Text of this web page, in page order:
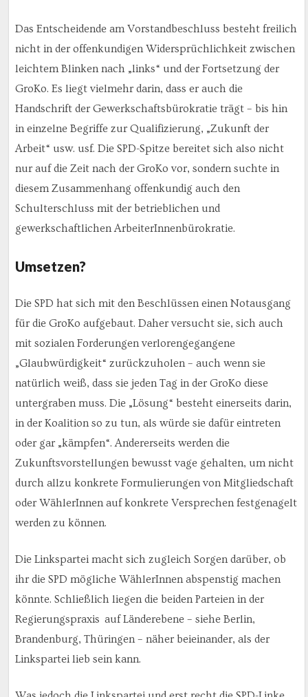
Das Entscheidende am Vorstandbeschluss besteht freilich
nicht in der offenkundigen Widersprüchlichkeit zwischen
leichtem Blinken nach „links“ und der Fortsetzung der
GroKo. Es liegt vielmehr darin, dass er auch die
Handschrift der Gewerkschaftsbürokratie trägt – bis hin
in einzelne Begriffe zur Qualifizierung, „Zukunft der
Arbeit“ usw. usf. Die SPD-Spitze bereitet sich also nicht
nur auf die Zeit nach der GroKo vor, sondern suchte in
diesem Zusammenhang offenkundig auch den
Schulterschluss mit der betrieblichen und
gewerkschaftlichen ArbeiterInnenbürokratie.
Umsetzen?
Die SPD hat sich mit den Beschlüssen einen Notausgang
für die GroKo aufgebaut. Daher versucht sie, sich auch
mit sozialen Forderungen verlorengegangene
„Glaubwürdigkeit“ zurückzuholen – auch wenn sie
natürlich weiß, dass sie jeden Tag in der GroKo diese
untergraben muss. Die „Lösung“ besteht einerseits darin,
in der Koalition so zu tun, als würde sie dafür eintreten
oder gar „kämpfen“. Andererseits werden die
Zukunftsvorstellungen bewusst vage gehalten, um nicht
durch allzu konkrete Formulierungen von Mitgliedschaft
oder WählerInnen auf konkrete Versprechen festgenagelt
werden zu können.
Die Linkspartei macht sich zugleich Sorgen darüber, ob
ihr die SPD mögliche WählerInnen abspenstig machen
könnte. Schließlich liegen die beiden Parteien in der
Regierungspraxis auf Länderebene – siehe Berlin,
Brandenburg, Thüringen – näher beieinander, als der
Linkspartei lieb sein kann.